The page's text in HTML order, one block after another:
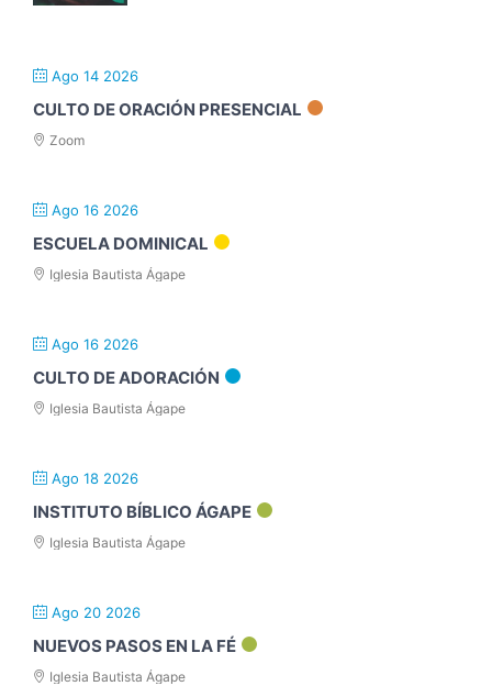
Ago 14 2026
CULTO DE ORACIÓN PRESENCIAL
Zoom
Ago 16 2026
ESCUELA DOMINICAL
Iglesia Bautista Ágape
Ago 16 2026
CULTO DE ADORACIÓN
Iglesia Bautista Ágape
Ago 18 2026
INSTITUTO BÍBLICO ÁGAPE
Iglesia Bautista Ágape
Ago 20 2026
NUEVOS PASOS EN LA FÉ
Iglesia Bautista Ágape